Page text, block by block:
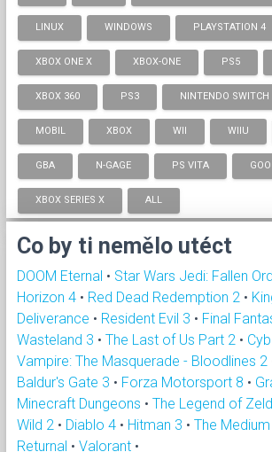
LINUX WINDOWS PLAYSTATION 4
XBOX ONE X XBOX-ONE PS5
XBOX 360 PS3 NINTENDO SWITCH
MOBIL XBOX WII WIIU
GBA N-GAGE PS VITA
XBOX SERIES X ALL
Co by ti nemělo utéct
DOOM Eternal • Star Wars Jedi: Fallen
Horizon 4 • Red Dead Redemption 2 •
Deliverance • Resident Evil 3 • Final
Wasteland 3 • The Last of Us Part 2 •
Vampire: The Masquerade - Bloodlines 2
Baldur's Gate 3 • Forza Motorsport 8 •
Minecraft Dungeons • The Legend of
Wild 2 • Diablo 4 • Hitman 3 • The Medium
Returnal • Valorant •